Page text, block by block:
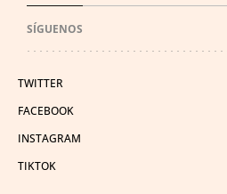
SÍGUENOS
TWITTER
FACEBOOK
INSTAGRAM
TIKTOK